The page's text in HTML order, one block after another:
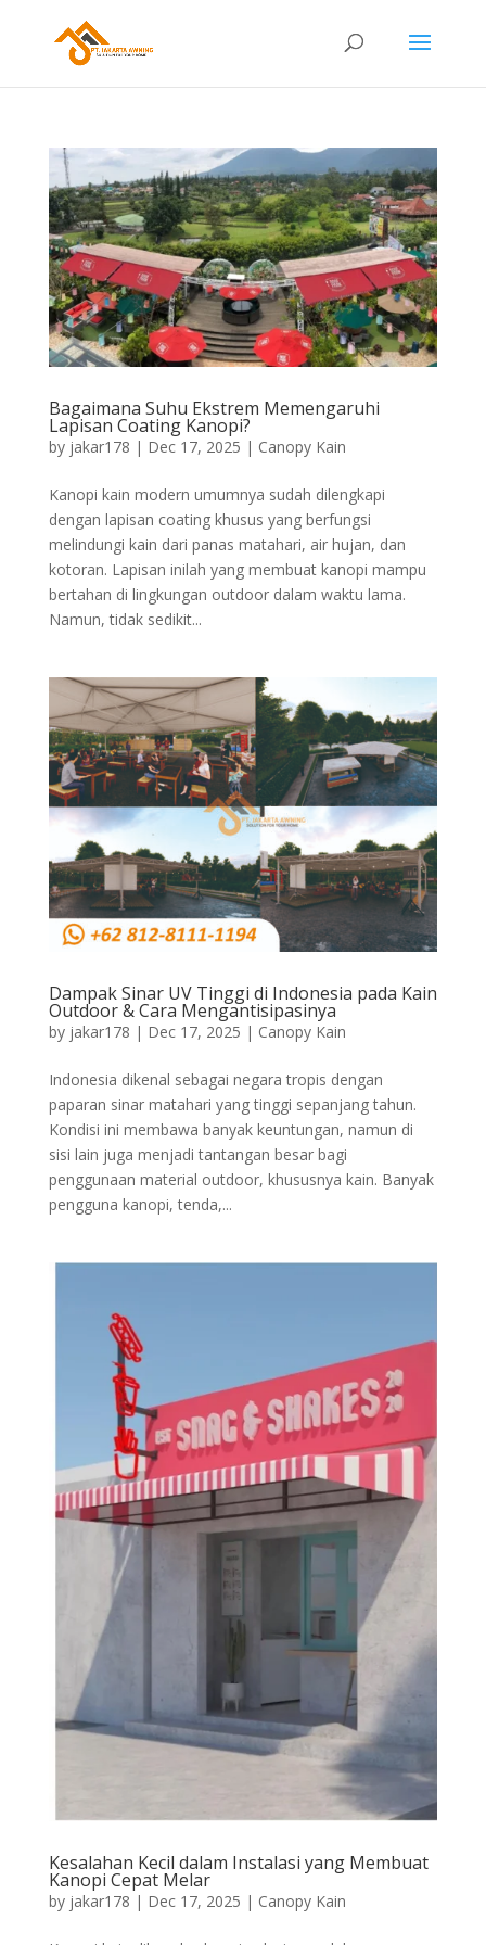
Bagaimana Suhu Ekstrem Memengaruhi
Lapisan Coating Kanopi?
by jakar178 | Dec 17, 2025 | Canopy Kain
Kanopi kain modern umumnya sudah dilengkapi
dengan lapisan coating khusus yang berfungsi
melindungi kain dari panas matahari, air hujan, dan
kotoran. Lapisan inilah yang membuat kanopi mampu
bertahan di lingkungan outdoor dalam waktu lama.
Namun, tidak sedikit...
Dampak Sinar UV Tinggi di Indonesia pada Kain
Outdoor & Cara Mengantisipasinya
by jakar178 | Dec 17, 2025 | Canopy Kain
Indonesia dikenal sebagai negara tropis dengan
paparan sinar matahari yang tinggi sepanjang tahun.
Kondisi ini membawa banyak keuntungan, namun di
sisi lain juga menjadi tantangan besar bagi
penggunaan material outdoor, khususnya kain. Banyak
pengguna kanopi, tenda,...
Kesalahan Kecil dalam Instalasi yang Membuat
Kanopi Cepat Melar
by jakar178 | Dec 17, 2025 | Canopy Kain